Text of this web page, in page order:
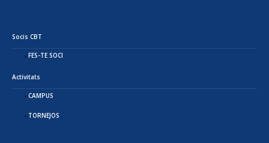
Socis CBT
FES-TE SOCI
Activitats
CAMPUS
TORNEJOS